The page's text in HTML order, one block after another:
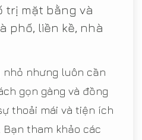
trị mặt bằng và
phố, liền kề, nhà
nhỏ nhưng luôn cần
gọn gàng và đồng
thoải mái và tiện ích
Bạn tham khảo các